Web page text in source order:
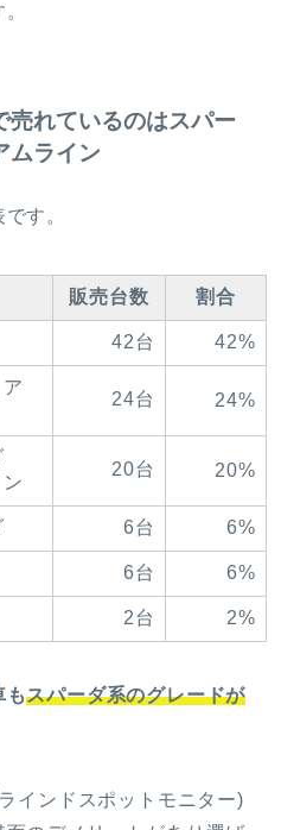
売れているのはスパー
ムライン
す。
販売台数 割合
42台 42%
24台 24%
20台 20%
6台 6%
6台 6%
2台 2%
もスパーダ系のグレードが
インドスポットモニター)